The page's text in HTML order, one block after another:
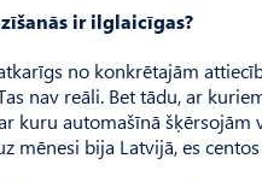
ir ilglaicīgas?
no konkrētajām
nav reāli. Bet tādu, ar
kuru automašīnā
mēnesi bija Latvijā, es